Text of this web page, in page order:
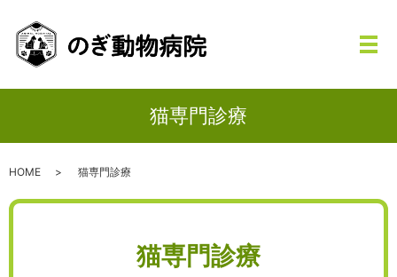
メ
猫専門診療
HOME 猫専門診療
猫専門診療